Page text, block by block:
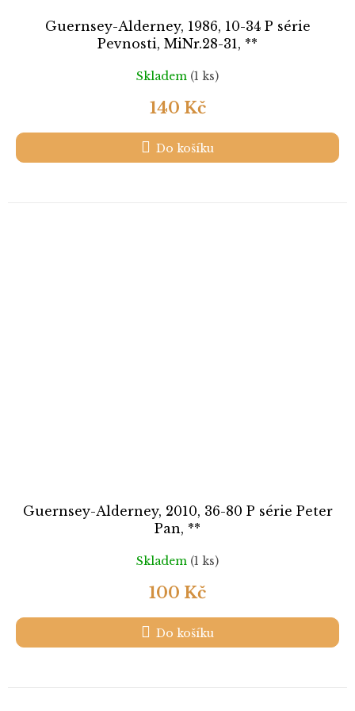
Guernsey-Alderney, 1986, 10-34 P série
Pevnosti, MiNr.28-31, **
Skladem (1 ks)
140 Kč
Do košíku
Guernsey-Alderney, 2010, 36-80 P série Peter
Pan, **
Skladem (1 ks)
100 Kč
Do košíku